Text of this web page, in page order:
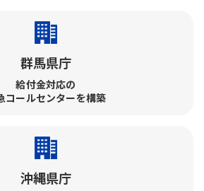
群馬県庁
給付金対応の
コールセンターを構築
沖縄県庁